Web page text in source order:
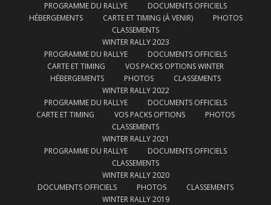
PROGRAMME DU RALLYE
DOCUMENTS OFFICIELS
HÉBERGEMENTS
CARTE ET TIMING (À VENIR)
PHOTOS
CLASSEMENTS
WINTER RALLY 2023
PROGRAMME DU RALLYE
DOCUMENTS OFFICIELS
CARTE ET TIMING
VOS PACKS OPTIONS WINTER
HÉBERGEMENTS
PHOTOS
CLASSEMENTS
WINTER RALLY 2022
PROGRAMME DU RALLYE
DOCUMENTS OFFICIELS
CARTE ET TIMING
VOS PACKS OPTIONS
PHOTOS
CLASSEMENTS
WINTER RALLY 2021
PROGRAMME DU RALLYE
DOCUMENTS OFFICIELS
CLASSEMENTS
WINTER RALLY 2020
DOCUMENTS OFFICIELS
PHOTOS
CLASSEMENTS
WINTER RALLY 2019